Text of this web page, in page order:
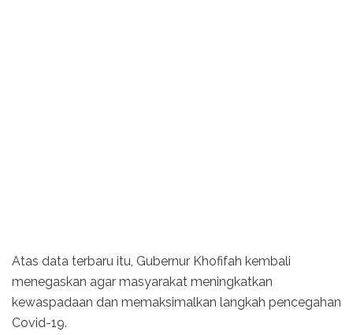
Atas data terbaru itu, Gubernur Khofifah kembali
menegaskan agar masyarakat meningkatkan
kewaspadaan dan memaksimalkan langkah pencegahan
Covid-19.